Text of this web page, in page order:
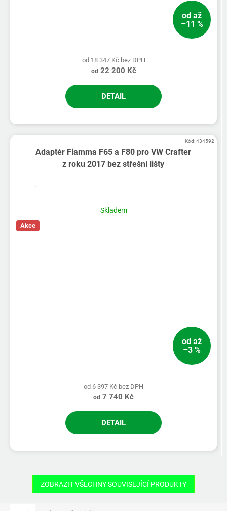
od až
–11 %
od 18 347 Kč bez DPH
od 22 200 Kč
DETAIL
Adaptér Fiamma F65 a F80 pro VW Crafter
z roku 2017 bez střešní lišty
Skladem
Akce
od až
–3 %
od 6 397 Kč bez DPH
od 7 740 Kč
DETAIL
Kód:434592
ZOBRAZIT VŠECHNY SOUVISEJÍCÍ PRODUKTY